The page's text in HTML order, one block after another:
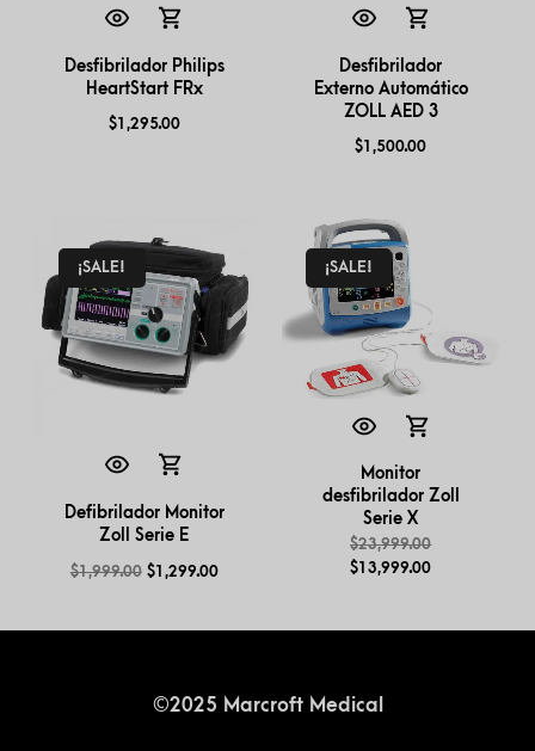
Desfibrilador Philips
HeartStart FRx
$1,295.00
Desfibrilador
Externo Automático
ZOLL AED 3
$1,500.00
¡SALE!
Defibrilador Monitor
Zoll Serie E
$1,999.00 $1,299.00
¡SALE!
Monitor
desfibrilador Zoll
Serie X
$23,999.00
$13,999.00
©2025 Marcroft Medical